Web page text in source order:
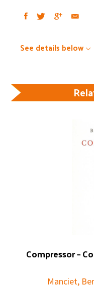
See details below
Compressor –
Manciet,